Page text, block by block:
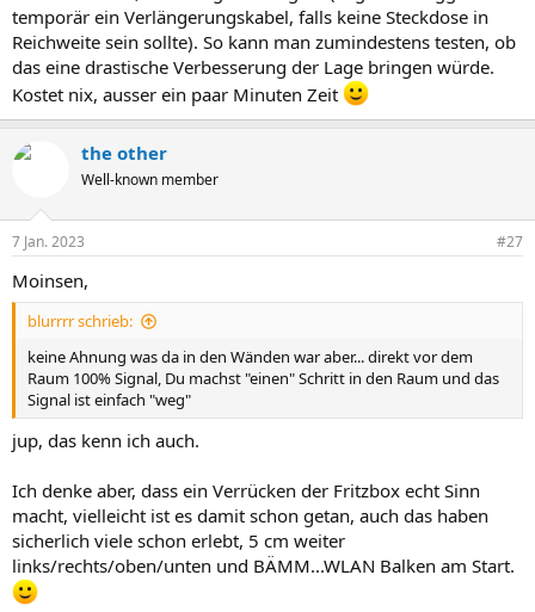
temporär ein Verlängerungskabel, falls keine Steckdose in
Reichweite sein sollte). So kann man zumindestens testen, ob
das eine drastische Verbesserung der Lage bringen würde.
Kostet nix, ausser ein paar Minuten Zeit
the other
Well-known member
7 Jan. 2023 #27
Moinsen,
blurrrr schrieb:
keine Ahnung was da in den Wänden war aber... direkt vor dem
Raum 100% Signal, Du machst "einen" Schritt in den Raum und das
Signal ist einfach "weg"
jup, das kenn ich auch.
Ich denke aber, dass ein Verrücken der Fritzbox echt Sinn
macht, vielleicht ist es damit schon getan, auch das haben
sicherlich viele schon erlebt, 5 cm weiter
links/rechts/oben/unten und BÄMM...WLAN Balken am Start.